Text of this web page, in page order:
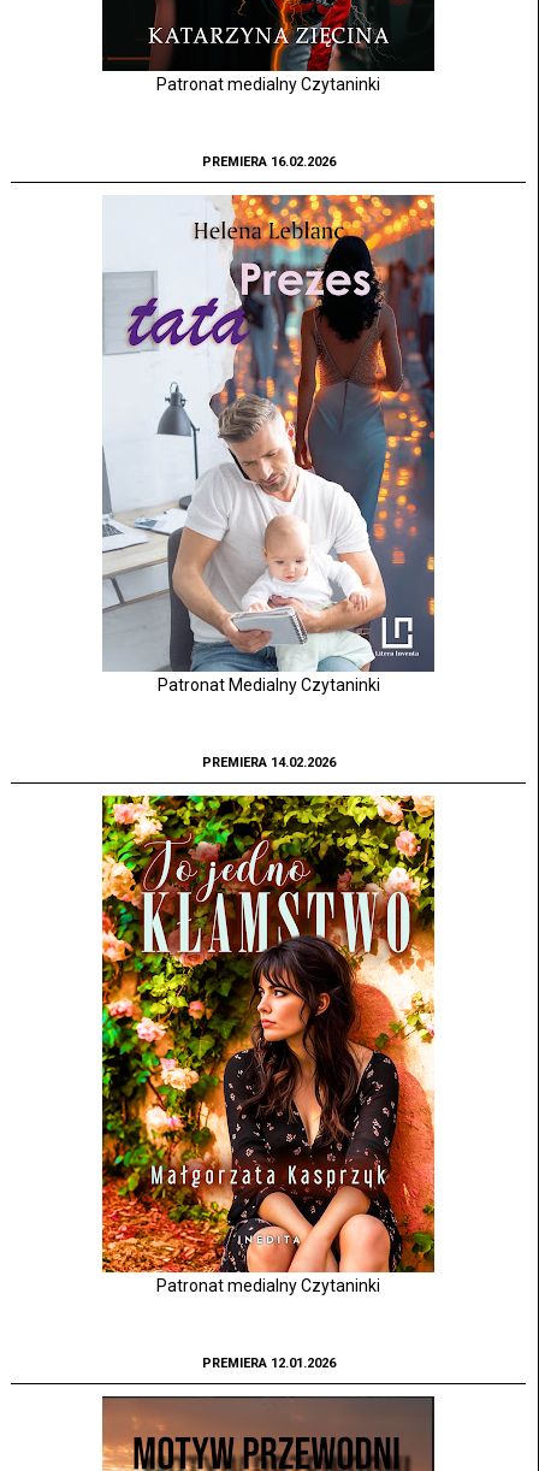
Patronat medialny Czytaninki
PREMIERA 16.02.2026
Patronat Medialny Czytaninki
PREMIERA 14.02.2026
Patronat medialny Czytaninki
PREMIERA 12.01.2026